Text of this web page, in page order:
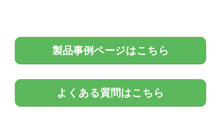
製品事例ページはこちら
よくある質問はこちら